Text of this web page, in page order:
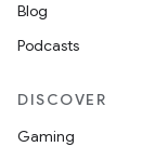
Blog
Podcasts
DISCOVER
Gaming